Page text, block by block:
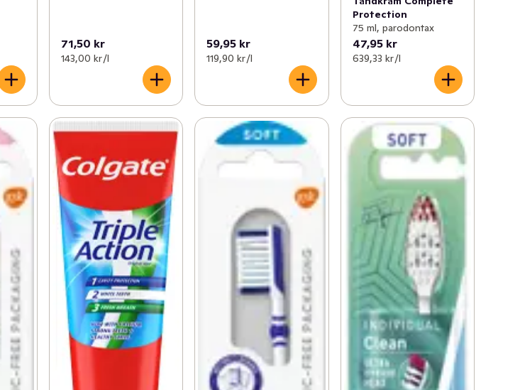
71,50 kr
143,00 kr /l
59,95 kr
119,90 kr /l
Protection
75 ml, parodontax
47,95 kr
639,33 kr /l